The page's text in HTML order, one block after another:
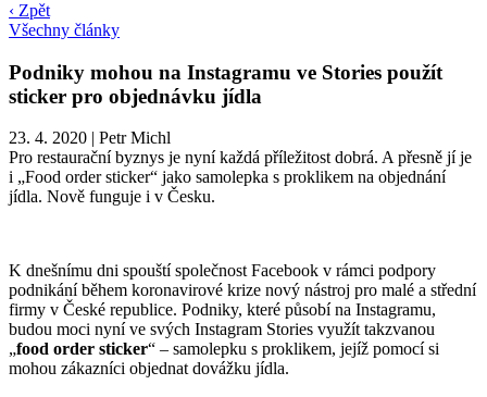
‹ Zpět
Všechny články
Podniky mohou na Instagramu ve Stories použít
sticker pro objednávku jídla
23. 4. 2020 | Petr Michl
Pro restaurační byznys je nyní každá příležitost dobrá. A přesně jí je
i „Food order sticker“ jako samolepka s proklikem na objednání
jídla. Nově funguje i v Česku.
K dnešnímu dni spouští společnost Facebook v rámci podpory
podnikání během koronavirové krize nový nástroj pro malé a střední
firmy v České republice. Podniky, které působí na Instagramu,
budou moci nyní ve svých Instagram Stories využít takzvanou
„food order sticker“ – samolepku s proklikem, jejíž pomocí si
mohou zákazníci objednat dovážku jídla.